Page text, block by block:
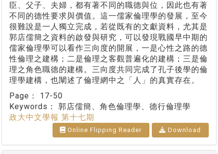
臣、父子、夫婦，都有著不同的職德與位，因此也有著
不同的德性要求與價值。這一儒家倫理學的發展，至今
很難說是一人獨立完成，若從既有的文獻資料，尤其是
郭店儒簡之資料的啟發與研究，可以發現戰國早中期的
儒家倫理學可以看作三向度的開展，一是心性之路的德
性倫理之建構；二是倫理之客觀普遍化的建構；三是倫
理之角色職德的建構。三向度共同完成了孔子後學的倫
理學建構，也闡述了倫理網中之「人」的真實存在。
Page： 17-50
Keywords： 郭店儒簡、角色倫理學、德行倫理學
政大中文學報 第十七期
Online Flipping Reader Download